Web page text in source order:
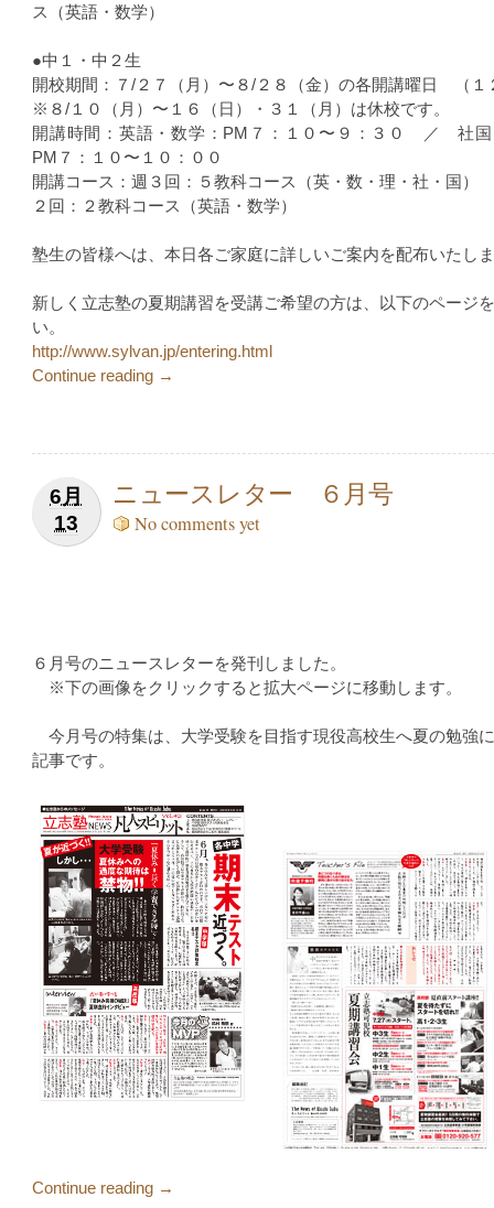
ス（英語・数学）
●中１・中２生
開校期間：７/２７（月）〜８/２８（金）の各開講曜日 （１
※８/１０（月）〜１６（日）・３１（月）は休校です。
開講時間：英語・数学：PM７：１０〜９：３０ ／ 社国
PM７：１０〜１０：００
開講コース：週３回：５教科コース（英・数・理・社・
２回：２教科コース（英語・数学）
塾生の皆様へは、本日各ご家庭に詳しいご案内を配布いたし
新しく立志塾の夏期講習を受講ご希望の方は、以下のページ
い。
http://www.sylvan.jp/entering.html
Continue reading →
6月
13
ニュースレター ６月号
No comments yet
６月号のニュースレターを発刊しました。
※下の画像をクリックすると拡大ページに移動します。
今月号の特集は、大学受験を目指す現役高校生へ夏の勉強
記事です。
Continue reading →